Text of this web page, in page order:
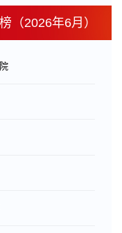
（2026年6月）